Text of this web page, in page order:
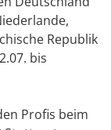
Republik
bis
Profis beim